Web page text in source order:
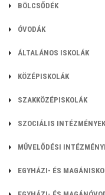
BÖLCSŐDÉK
ÓVODÁK
ÁLTALÁNOS ISKOLÁK
KÖZÉPISKOLÁK
SZAKKÖZÉPISKOLÁK
SZOCIÁLIS INTÉZMÉNYEK
MŰVELŐDÉSI
EGYHÁZI- ÉS